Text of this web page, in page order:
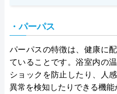
・パーパス
パーパスの特徴は、健康に
ていることです。浴室内の
ショックを防止したり、人
異常を検知したりできる機能